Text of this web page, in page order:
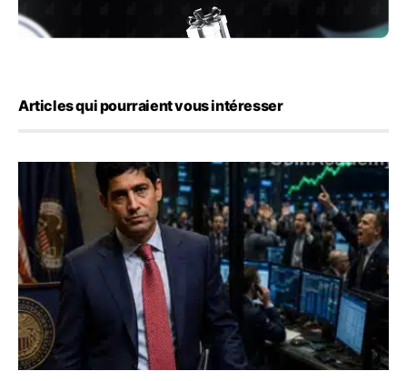
Articles qui pourraient vous intéresser
Emploi américain : 23 000 postes détruits en juillet, les